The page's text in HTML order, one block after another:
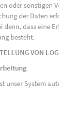
oder
der Daten
dass eine
besteht.
VON
unser System